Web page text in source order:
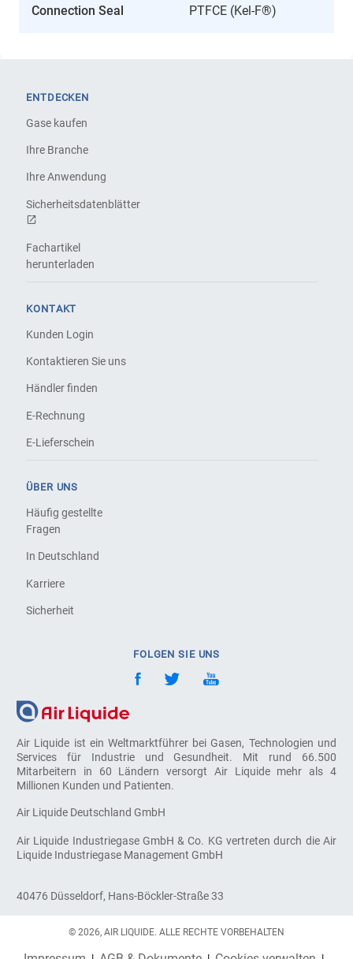
Connection Seal PTFCE (Kel-F®)
Air Liquide ist ein Weltmarktführer bei Gasen, Technologien und
Services für Industrie und Gesundheit. Mit rund 66.500
Mitarbeitern in 60 Ländern versorgt Air Liquide mehr als 4
Millionen Kunden und Patienten.
Air Liquide Deutschland GmbH
Air Liquide Industriegase GmbH & Co. KG vertreten durch die Air
Liquide Industriegase Management GmbH
40476 Düsseldorf, Hans-Böckler-Straße 33
ENTDECKEN
Gase kaufen
Ihre Branche
Ihre Anwendung
Sicherheitsdatenblätter
Fachartikel
herunterladen
KONTAKT
Kunden Login
Kontaktieren Sie uns
Händler finden
E-Rechnung
E-Lieferschein
ÜBER UNS
Häufig gestellte
Fragen
In Deutschland
Karriere
Sicherheit
FOLGEN SIE UNS
© 2026, AIR LIQUIDE. ALLE RECHTE VORBEHALTEN